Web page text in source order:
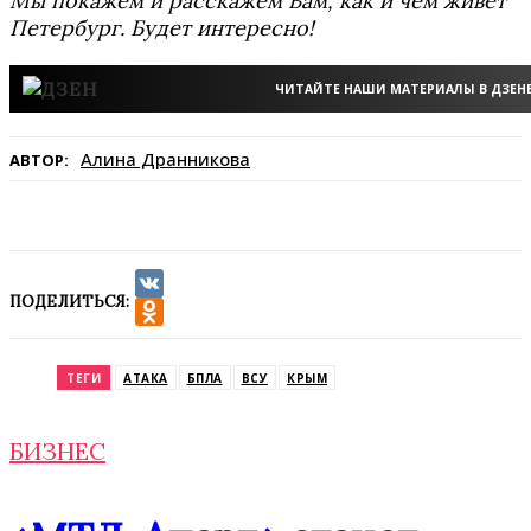
Петербург. Будет интересно!
ЧИТАЙТЕ НАШИ МАТЕРИАЛЫ В
АВТОР: Алина Дранникова
ПОДЕЛИТЬСЯ:
VK
ТЕГИ АТАКА БПЛА ВСУ КРЫМ
БИЗНЕС